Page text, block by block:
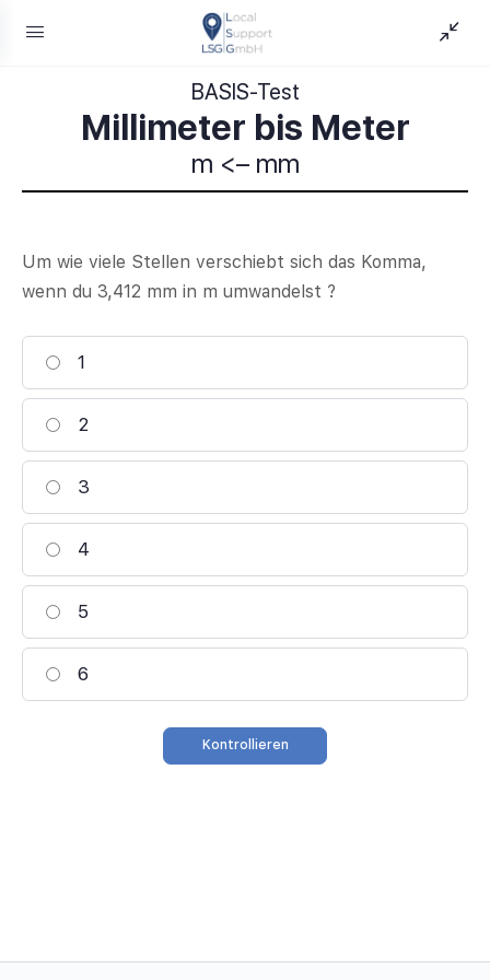
BASIS-Test
Millimeter bis Meter
m <– mm
Um wie viele Stellen verschiebt sich das Komma,
wenn du 3,412 mm in m umwandelst ?
1
2
3
4
5
6